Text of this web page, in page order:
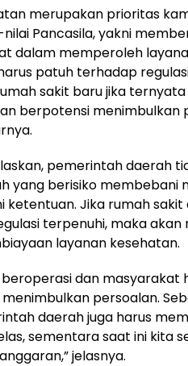
merupakan prioritas
Pancasila, yakni
dalam memperoleh
patuh terhadap
sakit baru jika
berpotensi menimbulkan
pemerintah daerah
yang berisiko membebani
ketentuan. Jika rumah sakit
terpenuhi, maka
layanan kesehatan.
beroperasi dan masyarakat
persoalan.
daerah juga harus
sementara saat ini kita
jelasnya.